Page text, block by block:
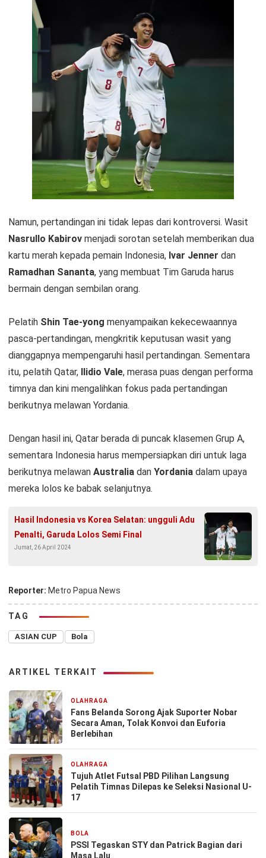
Namun, pertandingan ini tidak lepas dari kontroversi. Wasit
Nasrullo Kabirov menjadi sorotan setelah memberikan dua
kartu merah kepada pemain Indonesia, Ivar Jenner dan
Ramadhan Sananta, yang membuat Tim Garuda harus
bermain dengan sembilan orang.
Pelatih Shin Tae-yong menyampaikan kekecewaannya
pasca-pertandingan, mengkritik keputusan wasit yang
dianggapnya mempengaruhi hasil pertandingan. Sementara
itu, pelatih Qatar,
Ilidio Vale, merasa puas dengan performa
timnya dan kini mengalihkan fokus pada pertandingan
berikutnya melawan Yordania.
Dengan hasil ini, Qatar berada di puncak klasemen Grup A,
sementara Indonesia harus mempersiapkan diri untuk laga
berikutnya melawan Australia dan Yordania dalam upaya
mereka lolos ke babak selanjutnya.
Hasil Indonesia vs Korea Selatan: ungguli Adu
Penalti, Garuda Lolos Semi Final
Jumat, 26 April 2024
Reporter: Metro Papua News
TAG
ASIAN CUP Bola
ARTIKEL TERKAIT
OLAHRAGA
Fans Belanda Sorong Ajak Suporter Nobar
Secara Aman, Tolak Konvoi dan Euforia
Berlebihan
OLAHRAGA
Tujuh Atlet Futsal PBD Pilihan Langsung
Pelatih Timnas Dilepas ke Seleksi Nasional U-
17
BOLA
PSSI Tegaskan STY dan Patrick Bagian dari
Masa Lalu